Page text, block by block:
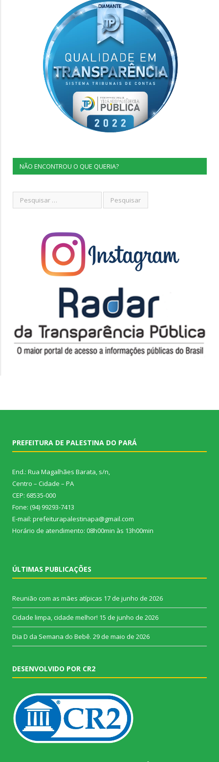
NÃO ENCONTROU O QUE QUERIA?
PREFEITURA DE PALESTINA DO PARÁ
End.: Rua Magalhães Barata, s/n,
Centro – Cidade – PA
CEP: 68535-000
Fone: (94) 99293-7413
E-mail: prefeiturapalestinapa@gmail.com
Horário de atendimento: 08h00min às 13h00min
ÚLTIMAS PUBLICAÇÕES
Reunião com as mães atípicas 17 de junho de 2026
Cidade limpa, cidade melhor! 15 de junho de 2026
Dia D da Semana do Bebê. 29 de maio de 2026
DESENVOLVIDO POR CR2